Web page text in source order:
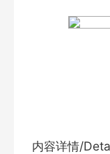
内容详情/